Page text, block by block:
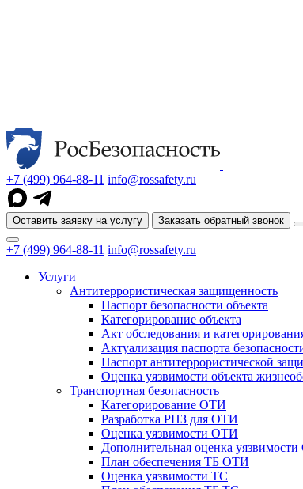
+7 (499) 964-88-11 info@rossafety.ru
Оставить заявку на услугу Заказать обратный звонок
+7 (499) 964-88-11 info@rossafety.ru
Услуги
Антитеррористическая защищенность
Паспорт безопасности объекта
Категорирование объекта
Акт обследования и
Актуализация паспорта
Паспорт антитеррористической
Оценка уязвимости объекта
Транспортная безопасность
Категорирование ОТИ
Разработка РПЗ для ОТИ
Оценка уязвимости ОТИ
Дополнительная оценка
План обеспечения ТБ ОТИ
Оценка уязвимости ТС